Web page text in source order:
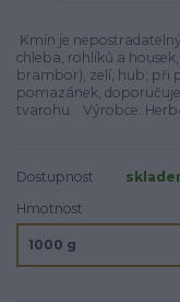
Kmín je
chleba, rohlíků a
brambor), zelí, hub, při
pomazánek,
tvarohu. Výrobce:
Dostupnost
Hmotnost